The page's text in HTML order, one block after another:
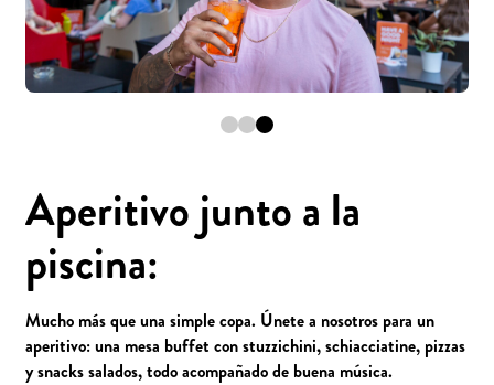
Aperitivo junto a la
piscina:
Mucho más que una simple copa. Únete a nosotros para un
aperitivo: una mesa buffet con stuzzichini, schiacciatine, pizzas
y snacks salados, todo acompañado de buena música.